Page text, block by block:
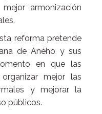
armonización
reforma pretende
de Aného y sus
en que las
mejor las
y mejorar la
públicos.